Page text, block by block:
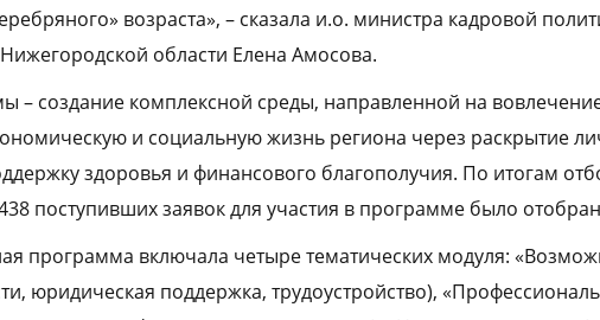
возраста», – сказала и.о. министра кадровой
области Елена Амосова.
– создание комплексной среды, направленной на
и социальную жизнь региона через раскрытие
здоровья и финансового благополучия. По итогам
поступивших заявок для участия в программе было
программа включала четыре тематических модуля:
юридическая поддержка, трудоустройство),